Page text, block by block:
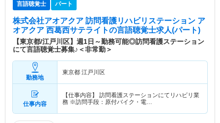
言語聴覚士 パート
株式会社アオアクア 訪問看護リハビリステーション ア
オアクア 西葛西サテライトの言語聴覚士求人(パート)
【東京都/江戸川区】週1日～勤務可能◎訪問看護ステーション
にて言語聴覚士募集♪＜非常勤＞
勤務地
東京都 江戸川区
仕事内容
【仕事内容】 訪問看護ステーションにてリハビリ業
務 ※訪問手段：原付バイク・電…